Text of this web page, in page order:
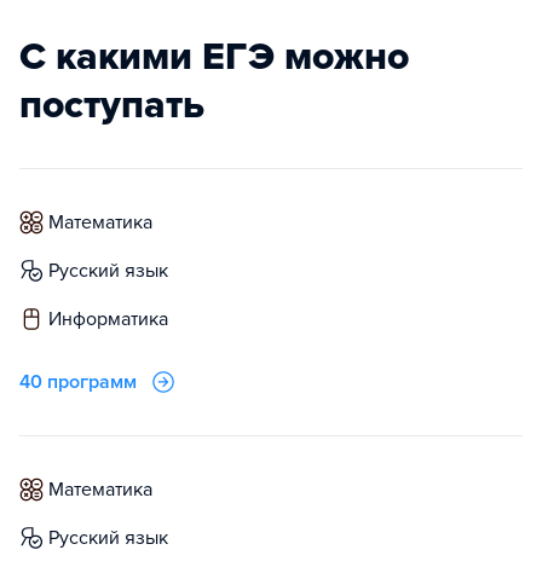
С какими ЕГЭ можно
поступать
математика
русский язык
информатика
40 программ
математика
русский язык